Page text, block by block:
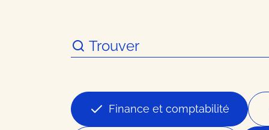
La plateforme stratégique
Annuaire
Finance et comptabilité